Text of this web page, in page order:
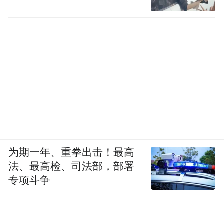
为期一年、重拳出击！最高
法、最高检、司法部，部署
专项斗争